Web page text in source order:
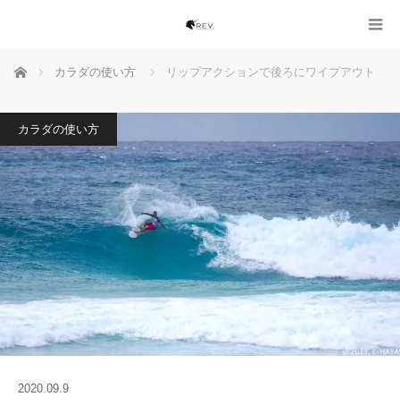
ホーム カラダの使い方 リップアクションで後ろにワイプアウト
カラダの使い方
2020.09.9